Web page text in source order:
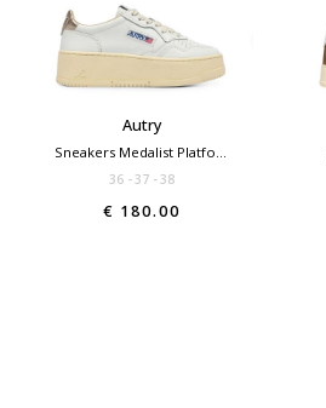
Autry
36 37 38
€ 180.00